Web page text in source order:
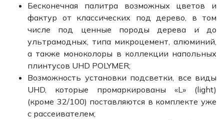
Бесконечная палитра возможных цветов и
фактур от классических под дерево, в том
числе под ценные породы дерева и до
ультрамодных, типа микроцемент, алюминий,
а также моноколоры в коллекции напольных
плинтусов UHD POLYMER;
Возможность установки подсветки, все виды
UHD, которые промаркированы «L» (light)
(кроме 32/100) поставляются в комплекте уже
с рассеивателем;